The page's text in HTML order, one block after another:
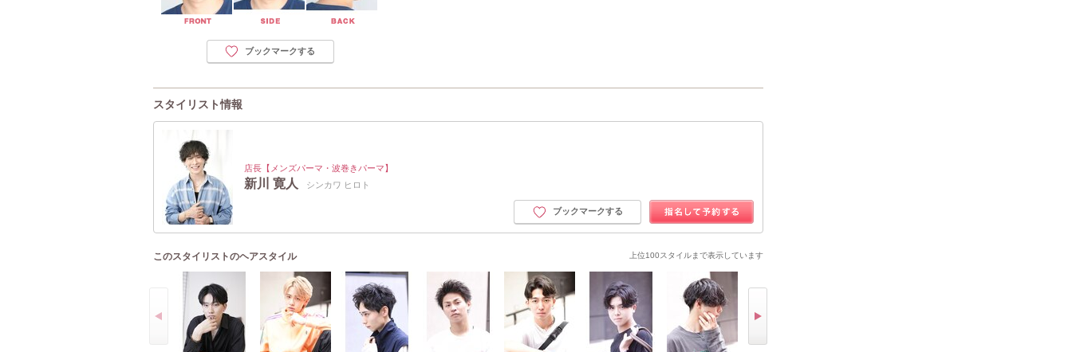
ブックマークする
スタイリスト情報
店長【メンズパーマ・波巻きパーマ】
新川 寛人 シンカワ ヒロト
ブックマークする
このスタイリストのヘアスタイル 上位100スタイルまで表示しています